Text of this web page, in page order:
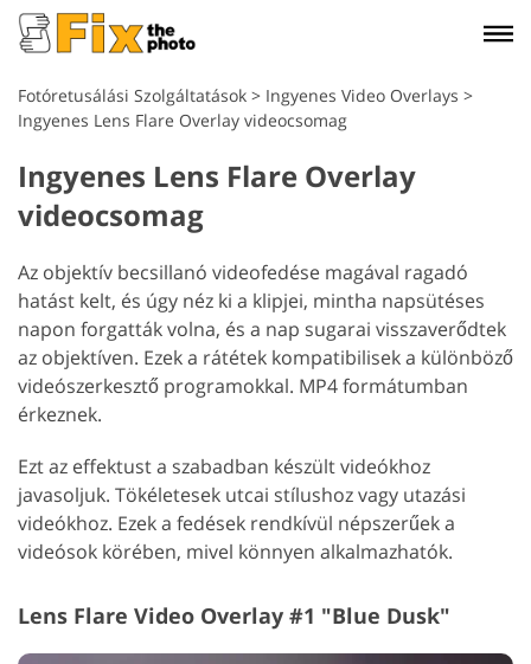
Fotóretusálási Szolgáltatások > Ingyenes Video Overlays >
Ingyenes Lens Flare Overlay videocsomag
Ingyenes Lens Flare Overlay
videocsomag
Az objektív becsillanó videofedése magával ragadó
hatást kelt, és úgy néz ki a klipjei, mintha napsütéses
napon forgatták volna, és a nap sugarai visszaverődtek
az objektíven. Ezek a rátétek kompatibilisek a különböző
videószerkesztő programokkal. MP4 formátumban
érkeznek.
Ezt az effektust a szabadban készült videókhoz
javasoljuk. Tökéletesek utcai stílushoz vagy utazási
videókhoz. Ezek a fedések rendkívül népszerűek a
videósok körében, mivel könnyen alkalmazhatók.
Lens Flare Video Overlay #1 "Blue Dusk"